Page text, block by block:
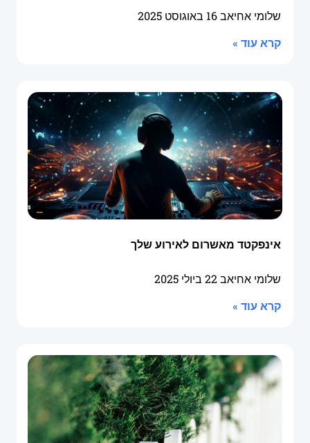
שלומי אחיאב16 באוגוסט 2025
קרא עוד »
אינפקטד מאשרום לאירוע שלך
שלומי אחיאב22 ביולי 2025
קרא עוד »